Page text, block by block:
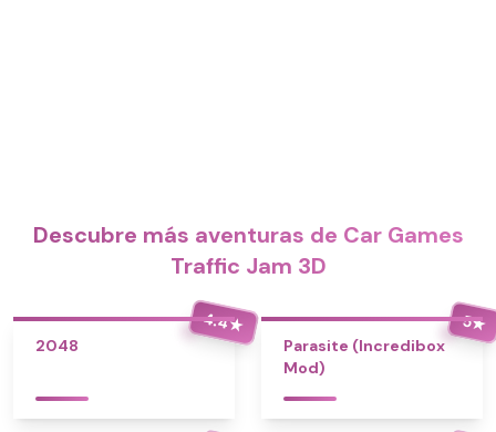
Descubre más aventuras de Car Games
Traffic Jam 3D
4.4★
2048
5★
Parasite (Incredibox
Mod)